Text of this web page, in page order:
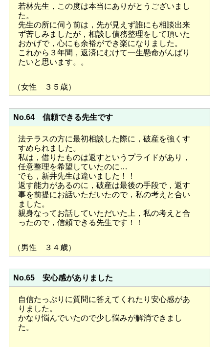
若林先生，この度は本当にありがとうございまし
た。
先生の所に伺う前は，先が見えず誰にも相談出来
ず苦しみましたが，相談し債務整理をして頂いた
おかげで，心にも余裕ができ楽になりました。
これから３年間，返済にむけて一生懸命がんばり
たいと思います。。
（女性 ３５歳）
No.64 信頼できる先生です
法テラスの方に最初相談した際に，破産を強くす
すめられました。
私は，借りたものは返すというプライドがあり，
任意整理を希望していたのに…
でも，新井先生は違いました！！
返す能力があるのに，破産は最後の手段で，返す
事を前提にお話いただいたので，私の考えと合い
ました。
親身なってお話していただいた上，私の考えと合
ったので，信頼できる先生です！！
（男性 ３４歳）
No.65 安心感がありました
自信たっぷりに質問に答えてくれたり安心感があ
りました。
かなり悩んでいたので少し悩みが解消できまし
た。